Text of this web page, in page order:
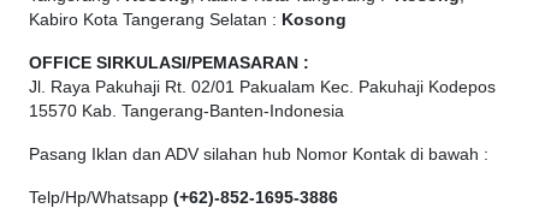
Kabiro Kota Tangerang Selatan : Kosong
OFFICE SIRKULASI/PEMASARAN :
Jl. Raya Pakuhaji Rt. 02/01 Pakualam Kec. Pakuhaji Kodepos
15570 Kab. Tangerang-Banten-Indonesia
Pasang Iklan dan ADV silahan hub Nomor Kontak di bawah :
Telp/Hp/Whatsapp (+62)-852-1695-3886